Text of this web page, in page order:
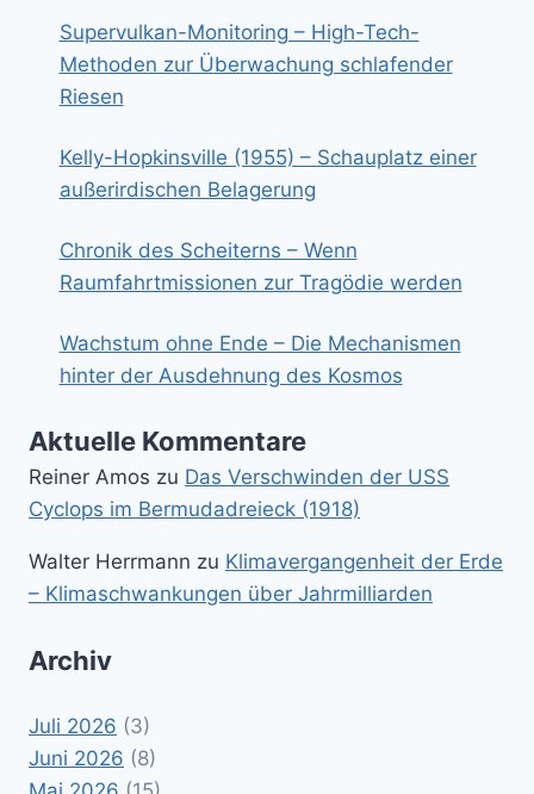
Supervulkan-Monitoring – High-Tech-
Methoden zur Überwachung schlafender
Riesen
Kelly-Hopkinsville (1955) – Schauplatz einer
außerirdischen Belagerung
Chronik des Scheiterns – Wenn
Raumfahrtmissionen zur Tragödie werden
Wachstum ohne Ende – Die Mechanismen
hinter der Ausdehnung des Kosmos
Aktuelle Kommentare
Reiner Amos zu Das Verschwinden der USS
Cyclops im Bermudadreieck (1918)
Walter Herrmann zu Klimavergangenheit der Erde
– Klimaschwankungen über Jahrmilliarden
Archiv
Juli 2026 (3)
Juni 2026 (8)